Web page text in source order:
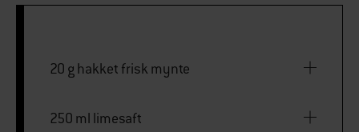
20 g hakket frisk mynte
250 ml limesaft